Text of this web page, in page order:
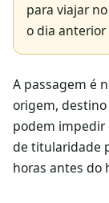
para viajar
o dia anterior
A passagem é
origem, destino
podem impedir
de titularidade
horas antes do